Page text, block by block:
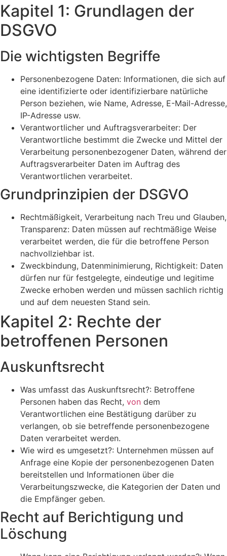
Kapitel 1: Grundlagen der
DSGVO
Die wichtigsten Begriffe
Personenbezogene Daten: Informationen, die sich auf
eine identifizierte oder identifizierbare natürliche
Person beziehen, wie Name, Adresse, E-Mail-Adresse,
IP-Adresse usw.
Verantwortlicher und Auftragsverarbeiter: Der
Verantwortliche bestimmt die Zwecke und Mittel der
Verarbeitung personenbezogener Daten, während der
Auftragsverarbeiter Daten im Auftrag des
Verantwortlichen verarbeitet.
Grundprinzipien der DSGVO
Rechtmäßigkeit, Verarbeitung nach Treu und Glauben,
Transparenz: Daten müssen auf rechtmäßige Weise
verarbeitet werden, die für die betroffene Person
nachvollziehbar ist.
Zweckbindung, Datenminimierung, Richtigkeit: Daten
dürfen nur für festgelegte, eindeutige und legitime
Zwecke erhoben werden und müssen sachlich richtig
und auf dem neuesten Stand sein.
Kapitel 2: Rechte der
betroffenen Personen
Auskunftsrecht
Was umfasst das Auskunftsrecht?: Betroffene
Personen haben das Recht, von dem
Verantwortlichen eine Bestätigung darüber zu
verlangen, ob sie betreffende personenbezogene
Daten verarbeitet werden.
Wie wird es umgesetzt?: Unternehmen müssen auf
Anfrage eine Kopie der personenbezogenen Daten
bereitstellen und Informationen über die
Verarbeitungszwecke, die Kategorien der Daten und
die Empfänger geben.
Recht auf Berichtigung und
Löschung